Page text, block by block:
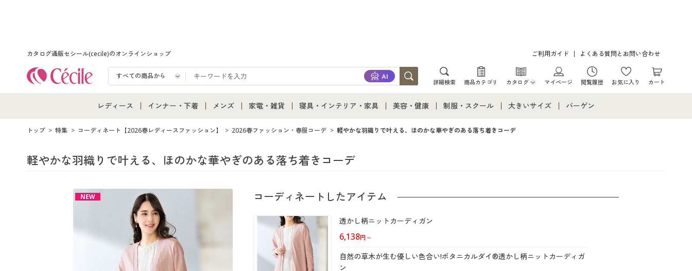
カタログ通販セシール(cecile)のオンラインショップ ご利用ガイド よくある質問とお問い合わせ
詳細検索 商品カテゴリ カタログ
カタログ・チラシからのご注文
マイページ 閲覧履歴 お気に入り カート
レディース
レディース通販すべて
レディースファッション
インナー・下着
インナー・下着通販すべて
女性下着
ジュニア・ティーンズ下着
メンズ
メンズ通販すべて
メンズファッション
家電・雑貨
家電・雑貨すべて
家電
寝具・インテリア・家具
寝具・インテリア・家具通販すべて
家具・収納
美容・健康
美容・健康通販すべて
制服・スクール
制服・スクールすべて
大きいサイズ
大きいサイズ通販すべて
バーゲン
トップ 特集 コーディネート【2026春レディースファッション】 2026春ファッション・春服コーデ 軽やかな羽織りで叶える、ほのかな華やぎのある落ち着きコーデ
軽やかな羽織りで叶える、ほのかな華やぎのある落ち着きコーデ
NEW コーディネートしたアイテム
透かし柄ニットカーディガン
6,138円～
自然の草木が生む優しい色合い!ボタニカルダイ®透かし柄ニットカーディガ
ン